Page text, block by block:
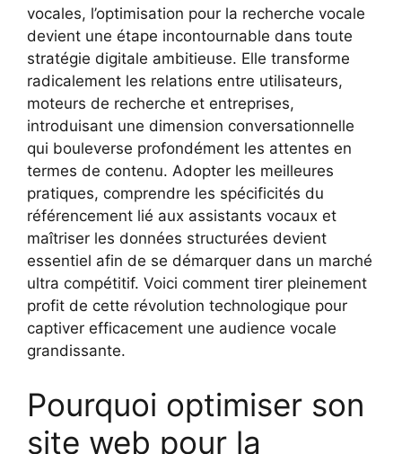
vocales, l’optimisation pour la recherche vocale
devient une étape incontournable dans toute
stratégie digitale ambitieuse. Elle transforme
radicalement les relations entre utilisateurs,
moteurs de recherche et entreprises,
introduisant une dimension conversationnelle
qui bouleverse profondément les attentes en
termes de contenu. Adopter les meilleures
pratiques, comprendre les spécificités du
référencement lié aux assistants vocaux et
maîtriser les données structurées devient
essentiel afin de se démarquer dans un marché
ultra compétitif. Voici comment tirer pleinement
profit de cette révolution technologique pour
captiver efficacement une audience vocale
grandissante.
Pourquoi optimiser son
site web pour la